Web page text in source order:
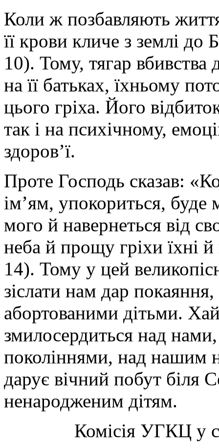
Коли ж позбавляють
її крови кличе з землі
10). Тому, тягар вбивства
на її батьках, їхньому
цього гріха. Його
так і на психічному,
здоров’ї.
Проте Господь сказав:
ім’ям, упокориться,
мого й навернеться від
неба й прощу гріхи їхні
14). Тому у цей
зіслати нам дар
абортованими дітьми.
змилосердиться над
поколіннями, над нашим
дарує вічний побут біля
ненародженим дітям.
Комісія УГКЦ у